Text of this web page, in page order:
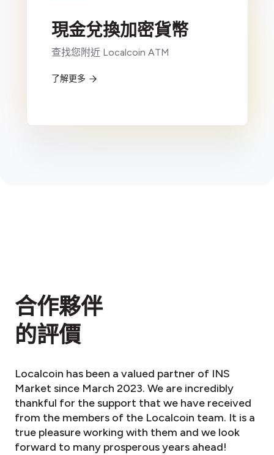
現金兌換加密貨幣
查找您附近 Localcoin ATM
了解更多
合作夥伴
的評價
Localcoin has been a valued partner of INS
Market since March 2023. We are incredibly
thankful for the support that we have received
from the members of the Localcoin team. It is a
true pleasure working with them and we look
forward to many prosperous years ahead!